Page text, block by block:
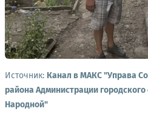
Источник: Канал в МАКС "Управа
района Администрации
Народной"